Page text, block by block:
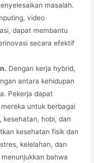
masalah.
video
dapat membantu
secara efektif
Dengan kerja hybrid,
antara kehidupan
Pekerja dapat
untuk berbagai
kesehatan, hobi, dan
kesehatan fisik dan
kelelahan, dan
bahwa